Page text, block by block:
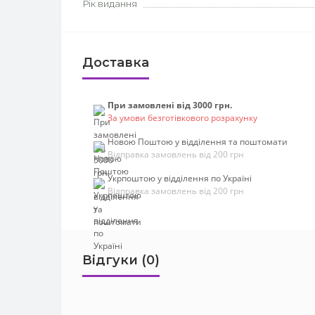
Рік видання
Доставка
При замовлені від 3000 грн.
За умови безготівкового розрахунку
Новою Поштою у відділення та поштомати
Відправка замовлень від 200 грн
Укрпоштою у відділення по Україні
Відправка замовлень від 200 грн
Відгуки (0)